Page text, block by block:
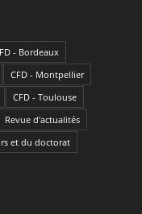
- Bordeaux
CFD - Montpellier
CFD - Toulouse
Revue d'actualités
et du doctorat